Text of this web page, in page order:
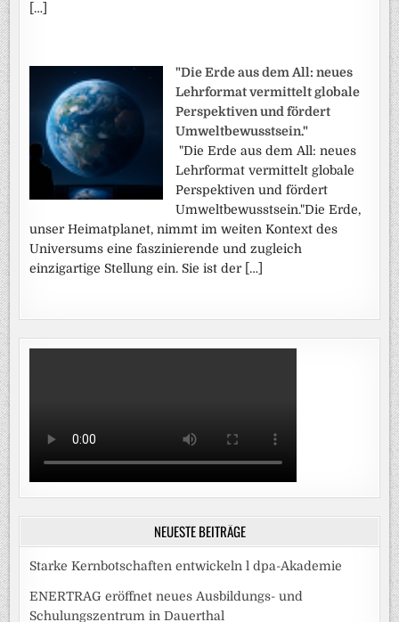
[…]
"Die Erde aus dem All: neues
Lehrformat vermittelt globale
Perspektiven und fördert
Umweltbewusstsein."
"Die Erde aus dem All: neues
Lehrformat vermittelt globale
Perspektiven und fördert
Umweltbewusstsein."Die Erde,
unser Heimatplanet, nimmt im weiten Kontext des
Universums eine faszinierende und zugleich
einzigartige Stellung ein. Sie ist der […]
NEUESTE BEITRÄGE
Starke Kernbotschaften entwickeln l dpa-Akademie
ENERTRAG eröffnet neues Ausbildungs- und
Schulungszentrum in Dauerthal